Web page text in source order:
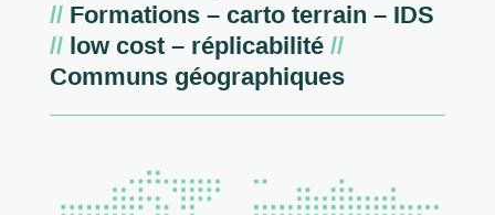
//Formations – carto terrain – IDS
//low cost – réplicabilité //
Communs géographiques